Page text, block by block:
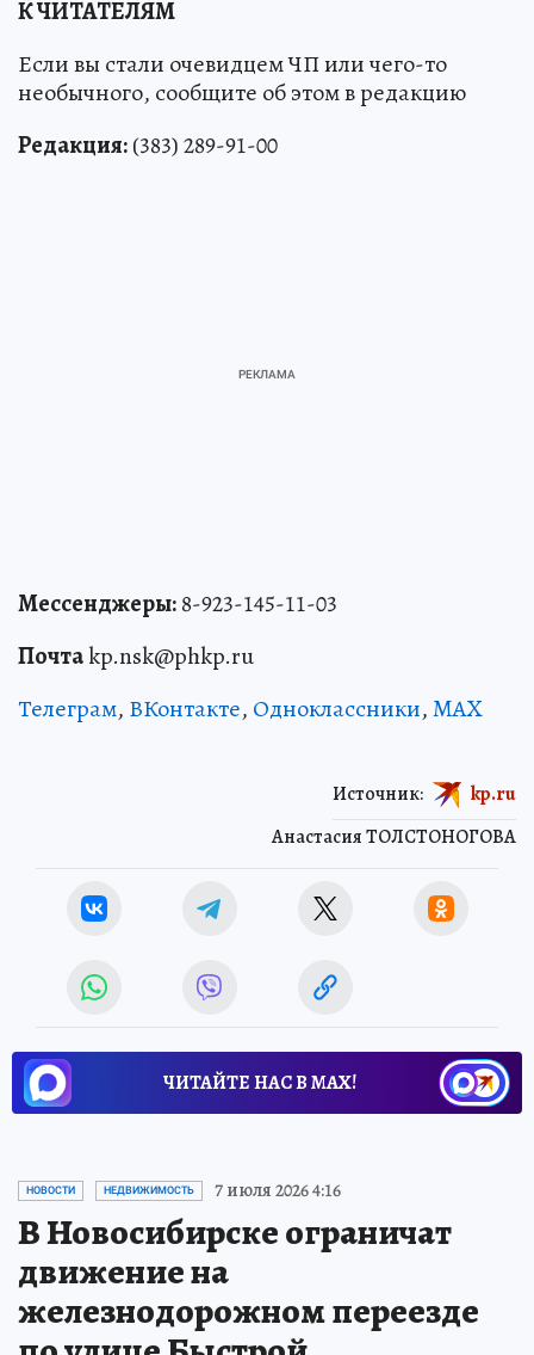
К ЧИТАТЕЛЯМ
Если вы стали очевидцем ЧП или чего-то
необычного, сообщите об этом в редакцию
Редакция:(383) 289-91-00
Мессенджеры:8-923-145-11-03
Почтаkp.nsk@phkp.ru
Телеграм, ВКонтакте, Одноклассники,MAX
Анастасия ТОЛСТОНОГОВА
Источник: kp.ru
ЧИТАЙТЕ НАС В МАХ!
НОВОСТИ НЕДВИЖИМОСТЬ 7 июля 2026 4:16
В Новосибирске ограничат
движение на
железнодорожном переезде